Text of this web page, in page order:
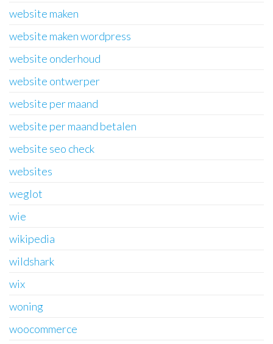
website maken
website maken wordpress
website onderhoud
website ontwerper
website per maand
website per maand betalen
website seo check
websites
weglot
wie
wikipedia
wildshark
wix
woning
woocommerce